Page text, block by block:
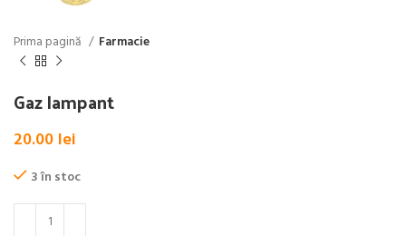
Prima pagină Farmacie
Gaz lampant
20.00 lei
3 în stoc